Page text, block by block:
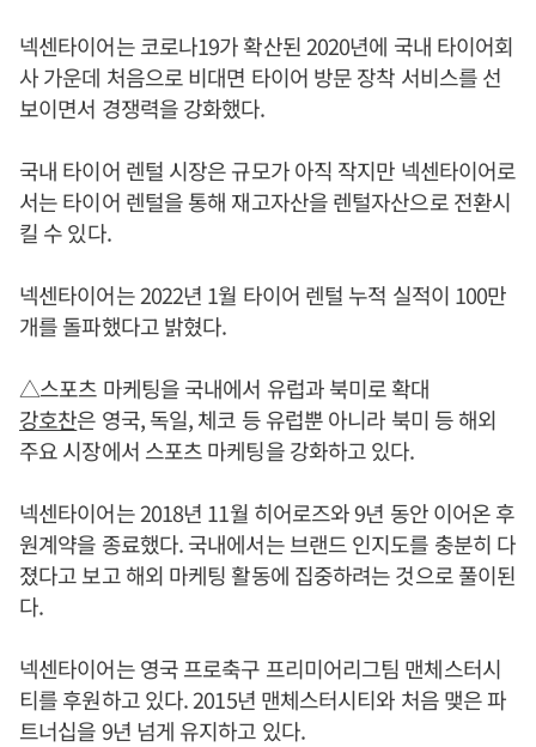
넥센타이어는 코로나19가 확산된 2020년에 국내 타이어회
사 가운데 처음으로 비대면 타이어 방문 장착 서비스를 선
보이면서 경쟁력을 강화했다.
국내 타이어 렌털 시장은 규모가 아직 작지만 넥센타이어로
서는 타이어 렌털을 통해 재고자산을 렌털자산으로 전환시
킬 수 있다.
넥센타이어는 2022년 1월 타이어 렌털 누적 실적이 100만
개를 돌파했다고 밝혔다.
△스포츠 마케팅을 국내에서 유럽과 북미로 확대
강호찬은 영국, 독일, 체코 등 유럽뿐 아니라 북미 등 해외
주요 시장에서 스포츠 마케팅을 강화하고 있다.
넥센타이어는 2018년 11월 히어로즈와 9년 동안 이어온 후
원계약을 종료했다. 국내에서는 브랜드 인지도를 충분히 다
졌다고 보고 해외 마케팅 활동에 집중하려는 것으로 풀이된
다.
넥센타이어는 영국 프로축구 프리미어리그팀 맨체스터시
티를 후원하고 있다. 2015년 맨체스터시티와 처음 맺은 파
트너십을 9년 넘게 유지하고 있다.